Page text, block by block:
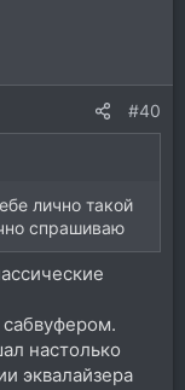
#40
лично такой
спрашиваю
настолько
эквалайзера